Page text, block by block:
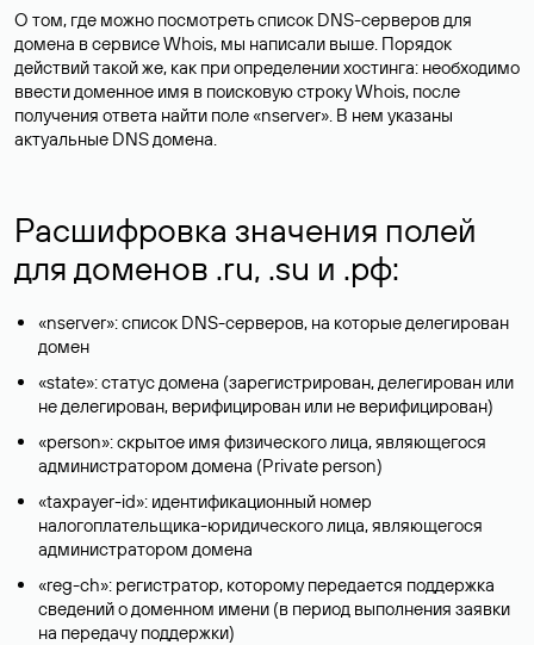
О том, где можно посмотреть список DNS-серверов для
домена в сервисе Whois, мы написали выше. Порядок
действий такой же, как при определении хостинга: необходимо
ввести доменное имя в поисковую строку Whois, после
получения ответа найти поле «nserver». В нем указаны
актуальные DNS домена.
Расшифровка значения полей
для доменов .ru, .su и .рф:
«nserver»: список DNS-серверов, на которые делегирован
домен
«state»: статус домена (зарегистрирован, делегирован или
не делегирован, верифицирован или не верифицирован)
«person»: скрытое имя физического лица, являющегося
администратором домена (Privatе person)
«taxpayer-id»: идентификационный номер
налогоплательщика-юридического лица, являющегося
администратором домена
«reg-ch»: регистратор, которому передается поддержка
сведений о доменном имени (в период выполнения заявки
на передачу поддержки)